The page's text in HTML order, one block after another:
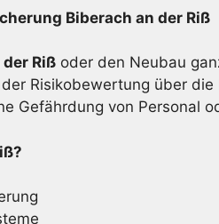
Biberach an der Riß
Riß oder den Neubau
der Risikobewertung über
Gefährdung von Personal